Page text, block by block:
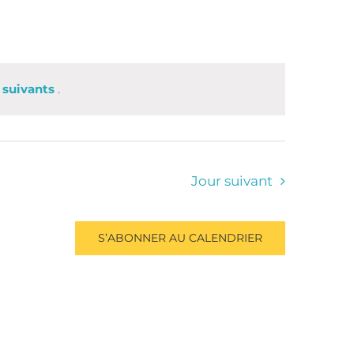
.
Jour suivant
S’ABONNER AU CALENDRIER